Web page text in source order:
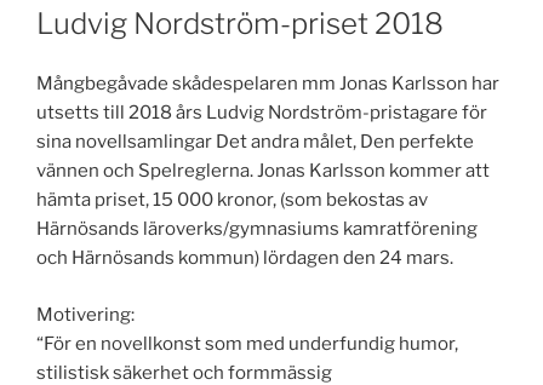
Ludvig Nordström-priset 2018
Mångbegåvade skådespelaren mm Jonas Karlsson har
utsetts till 2018 års Ludvig Nordström-pristagare för
sina novellsamlingar Det andra målet, Den perfekte
vännen och Spelreglerna. Jonas Karlsson kommer att
hämta priset, 15 000 kronor, (som bekostas av
Härnösands läroverks/gymnasiums kamratförening
och Härnösands kommun) lördagen den 24 mars.
Motivering:
“För en novellkonst som med underfundig humor,
stilistisk säkerhet och formmässig